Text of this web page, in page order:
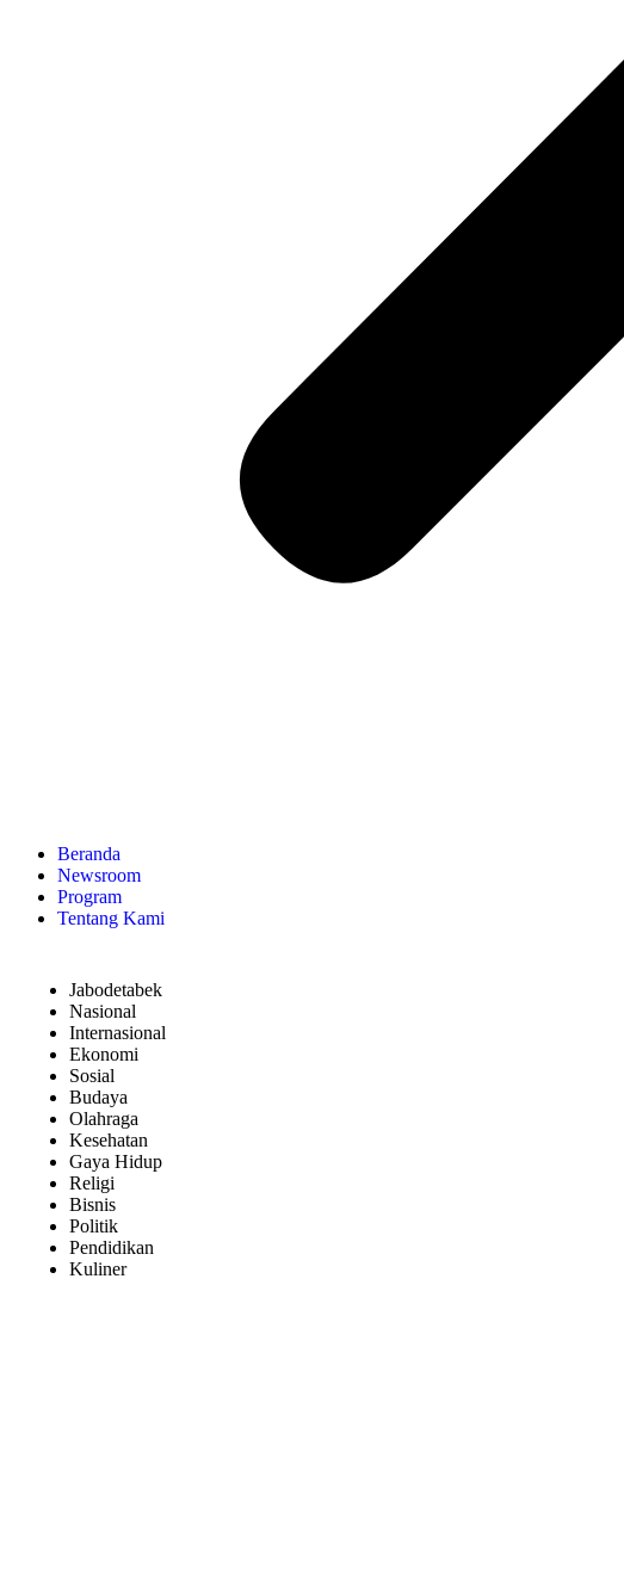
Beranda
Newsroom
Program
Tentang Kami
Jabodetabek
Nasional
Internasional
Ekonomi
Sosial
Budaya
Olahraga
Kesehatan
Gaya Hidup
Religi
Bisnis
Politik
Pendidikan
Kuliner